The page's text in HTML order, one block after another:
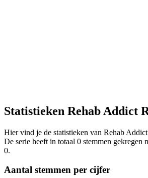
Statistieken Rehab Addict
Hier vind je de statistieken van Rehab Addict
De serie heeft in totaal 0 stemmen gekregen
0.
Aantal stemmen per cijfer